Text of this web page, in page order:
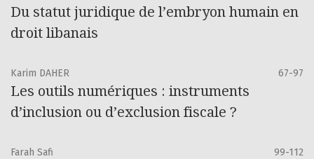
Du statut juridique de l’embryon humain en
droit libanais
Karim DAHER 67-97
Les outils numériques : instruments
d’inclusion ou d’exclusion fiscale ?
Farah Safi 99-112